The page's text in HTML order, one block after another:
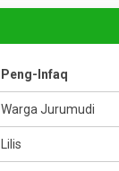
Peng-Infaq
Warga Jurumudi
Lilis